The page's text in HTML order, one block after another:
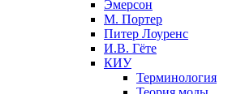
Эмерсон
М. Портер
Питер Лоуренс
И.В. Гёте
КИУ
Терминология